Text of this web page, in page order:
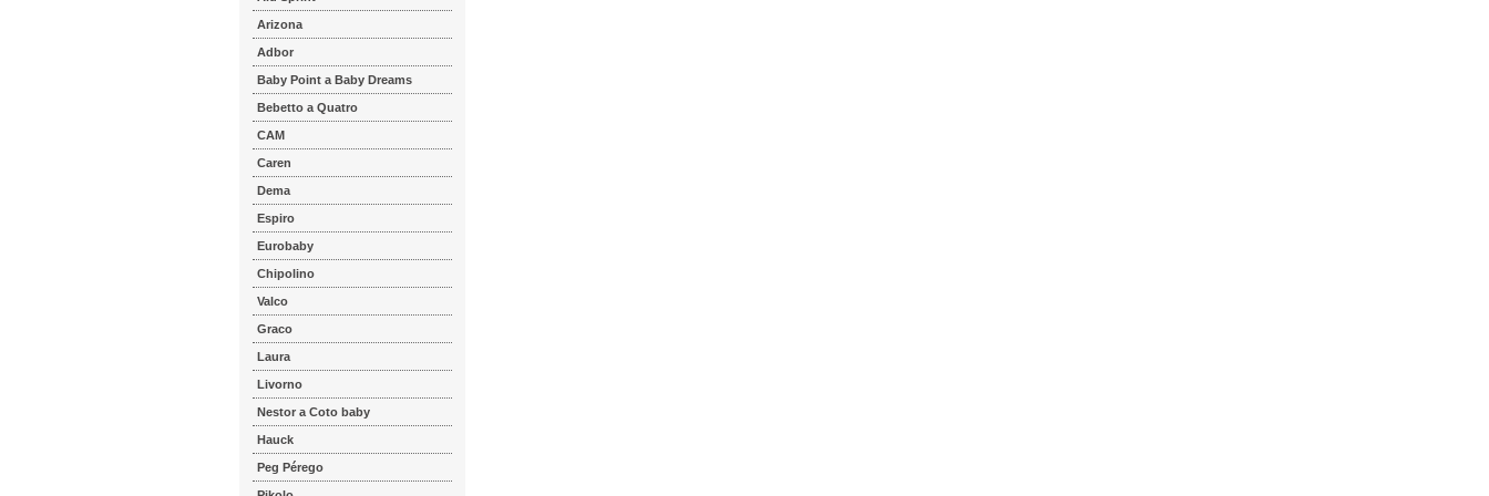
Arizona
Adbor
Baby Point a Baby Dreams
Bebetto a Quatro
CAM
Caren
Dema
Espiro
Eurobaby
Chipolino
Valco
Graco
Laura
Livorno
Nestor a Coto baby
Hauck
Peg Pérego